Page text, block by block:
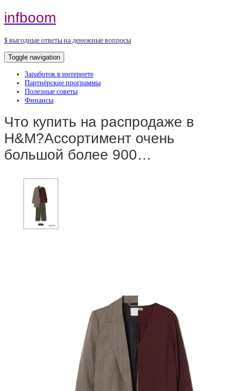
infboom
$ выгодные ответы на денежные вопросы
Toggle navigation
Заработок в интернете
Партнёрские программы
Полезные советы
Финансы
Что купить на распродаже в
H&M?Ассортимент очень
большой более 900…